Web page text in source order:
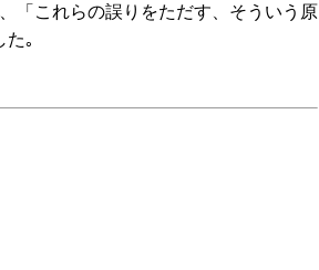
「これらの誤りをただす、そういう原
た｡